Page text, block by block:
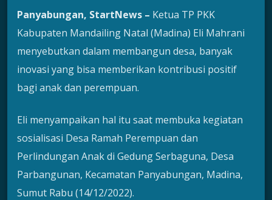
Panyabungan, StartNews – Ketua TP PKK
Kabupaten Mandailing Natal (Madina) Eli Mahrani
menyebutkan dalam membangun desa, banyak
inovasi yang bisa memberikan kontribusi positif
bagi anak dan perempuan.
Eli menyampaikan hal itu saat membuka kegiatan
sosialisasi Desa Ramah Perempuan dan
Perlindungan Anak di Gedung Serbaguna, Desa
Parbangunan, Kecamatan Panyabungan, Madina,
Sumut Rabu (14/12/2022).